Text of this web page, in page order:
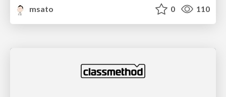
msato
0 110